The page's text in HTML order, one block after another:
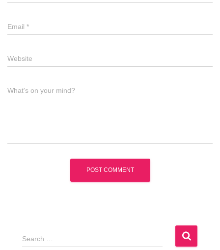
Email *
Website
What's on your mind?
S
e
Search …